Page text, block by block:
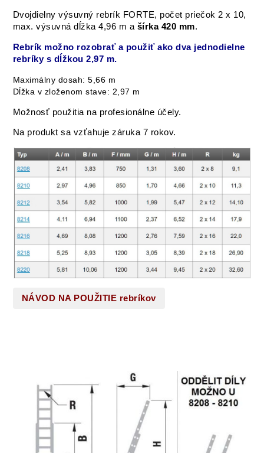
Dvojdielny výsuvný rebrík FORTE, počet priečok 2 x 10,
max. výsuvná dĺžka 4,96 m a šírka 420 mm.
Rebrík možno rozobrať a použiť ako dva jednodielne
rebríky s dĺžkou 2,97 m.
Maximálny dosah: 5,66 m
Dĺžka v zloženom stave: 2,97 m
Možnosť použitia na profesionálne účely.
Na produkt sa vzťahuje záruka 7 rokov.
NÁVOD NA POUŽITIE rebríkov